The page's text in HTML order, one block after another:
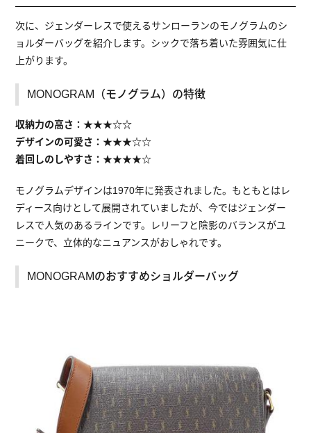
次に、ジェンダーレスで使えるサンローランのモノグラムのシ
ョルダーバッグを紹介します。シックで落ち着いた雰囲気に仕
上がります。
MONOGRAM（モノグラム）の特徴
収納力の高さ：★★★☆☆
デザインの可愛さ：★★★☆☆
着回しのしやすさ：★★★★☆
モノグラムデザインは1970年に発表されました。もともとはレ
ディース向けとして展開されていましたが、今ではジェンダー
レスで人気のあるラインです。レリーフと陰影のバランスがユ
ニークで、立体的なニュアンスがおしゃれです。
MONOGRAMのおすすめショルダーバッグ